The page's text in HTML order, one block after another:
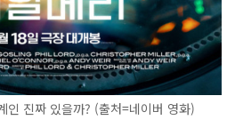
진짜 있을까? (출처=네이버 영화)